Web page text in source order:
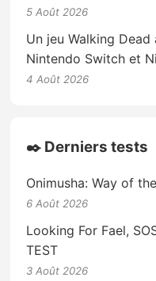
5 Août 2026
Un jeu Walking
Nintendo Switch et
4 Août 2026
✒️ Derniers tests
Onimusha: Way of
6 Août 2026
Looking For Fael,
TEST
3 Août 2026